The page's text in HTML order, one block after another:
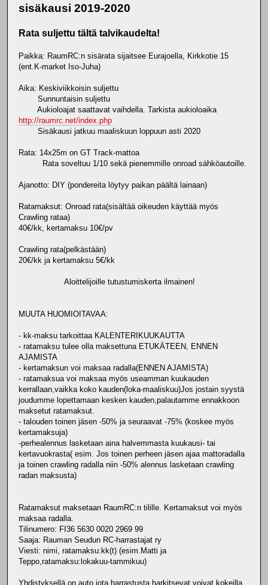
sisäkausi 2019-2020
Rata suljettu tältä talvikaudelta!
Paikka: RaumRC:n sisärata sijaitsee Eurajoella, Kirkkotie 15
(ent.K-market Iso-Juha)
Aika: Keskiviikkoisin suljettu
Sunnuntaisin suljettu
Aukioloajat saattavat vaihdella. Tarkista aukioloaika
http://raumrc.net/index.php
Sisäkausi jatkuu maaliskuun loppuun asti 2020
Rata: 14x25m on GT Track-mattoa
Rata soveltuu 1/10 sekä pienemmille onroad sähköautoille.
Ajanotto: DIY (pondereita löytyy paikan päältä lainaan)
Ratamaksut: Onroad rata(sisältää oikeuden käyttää myös
Crawling rataa)
40€/kk, kertamaksu 10€/pv
Crawling rata(pelkästään)
20€/kk ja kertamaksu 5€/kk
Aloittelijoille tutustumiskerta ilmainen!
MUUTA HUOMIOITAVAA:
- kk-maksu tarkoittaa KALENTERIKUUKAUTTA
- ratamaksu tulee olla maksettuna ETUKÄTEEN, ENNEN
AJAMISTA
- kertamaksun voi maksaa radalla(ENNEN AJAMISTA)
- ratamaksua voi maksaa myös useamman kuukauden
kerrallaan,vaikka koko kauden(loka-maaliskuu)Jos jostain syystä
joudumme lopettamaan kesken kauden,palautamme ennakkoon
maksetut ratamaksut.
- talouden toinen jäsen -50% ja seuraavat -75% (koskee myös
kertamaksuja)
-perhealennus lasketaan aina halvemmasta kuukausi- tai
kertavuokrasta( esim. Jos toinen perheen jäsen ajaa mattoradalla
ja toinen crawling radalla niin -50% alennus lasketaan crawling
radan maksusta)
Ratamaksut maksetaan RaumRC:n tilille. Kertamaksut voi myös
maksaa radalla.
Tilinumero: FI36 5630 0020 2969 99
Saaja: Rauman Seudun RC-harrastajat ry
Viesti: nimi, ratamaksu:kk(t) (esim.Matti ja
Teppo,ratamaksu:lokakuu-tammikuu)
Yhdistyksellä on auto,jota harrastusta harkitsevat voivat kokeilla